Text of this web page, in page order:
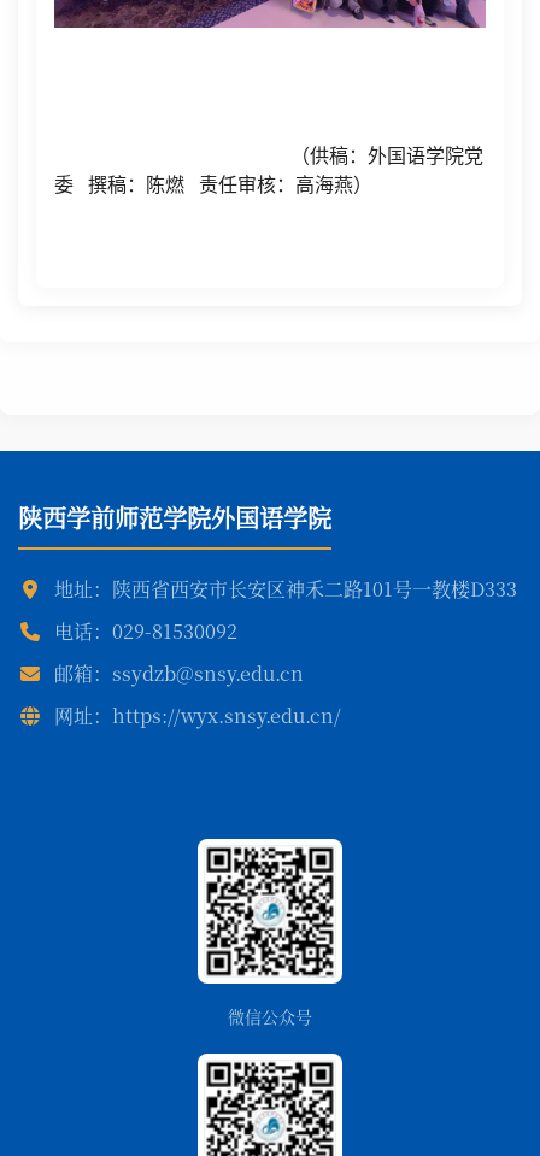
（供稿：外国语学院党
委 撰稿：陈燃 责任审核：高海燕）
陕西学前师范学院外国语学院
地址：陕西省西安市长安区神禾二路101号一教楼D333
电话：029-81530092
邮箱：ssydzb@snsy.edu.cn
网址：https://wyx.snsy.edu.cn/
微信公众号